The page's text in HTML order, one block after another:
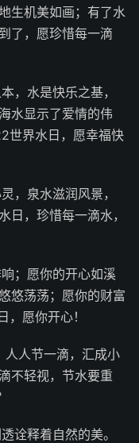
生机美如画；有了水
了，愿珍惜每一滴
，水是快乐之基，
水显示了爱情的伟
世界水日，愿幸福快
，泉水滋润风景，
日，珍惜每一滴水，
；愿你的开心如溪
悠荡荡；愿你的财富
，愿你开心！
人人节一滴，汇成小
不轻视，节水要重
诠释着自然的美。